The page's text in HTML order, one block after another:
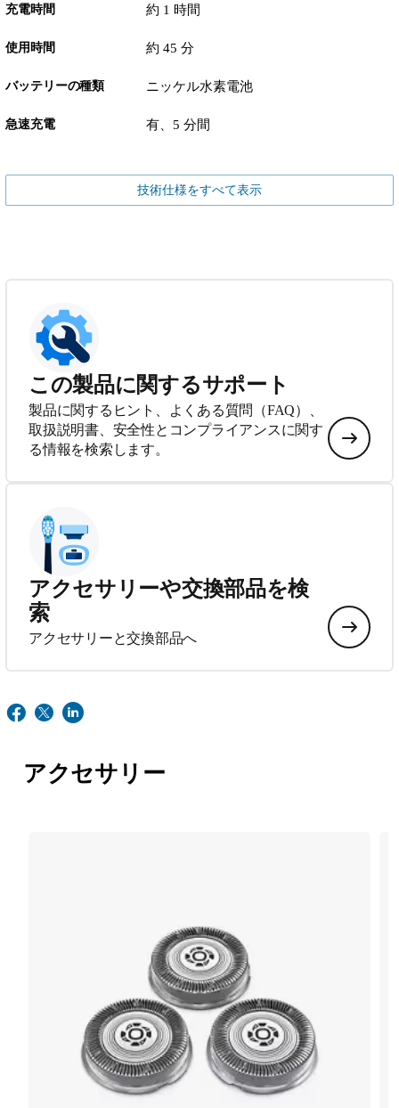
充電時間 約 1 時間
使用時間 約 45 分
バッテリーの種類 ニッケル水素電池
急速充電 有、5 分間
技術仕様をすべて表示
この製品に関するサポート
製品に関するヒント、よくある質問（FAQ）、
取扱説明書、安全性とコンプライアンスに関す
る情報を検索します。
アクセサリーや交換部品を検
索
アクセサリーと交換部品へ
アクセサリー